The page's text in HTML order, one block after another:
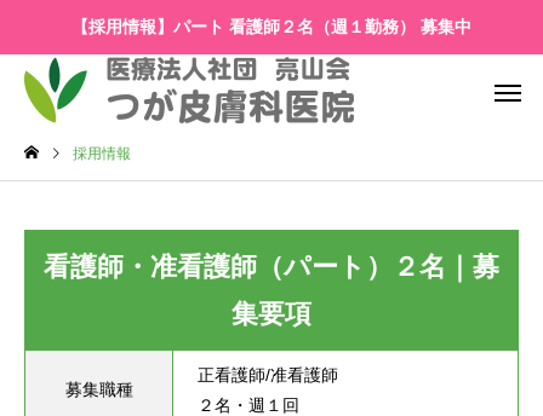
【採用情報】パート 看護師２名（週１勤務） 募集中
採用情報
看護師・准看護師（パート）２名｜募
集要項
募集職種
正看護師/准看護師
２名・週１回